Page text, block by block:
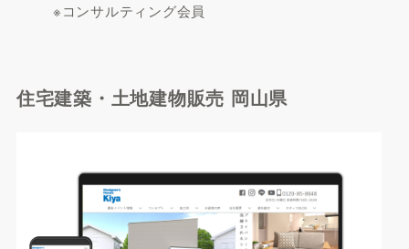
※コンサルティング会員
住宅建築・土地建物販売 岡山県